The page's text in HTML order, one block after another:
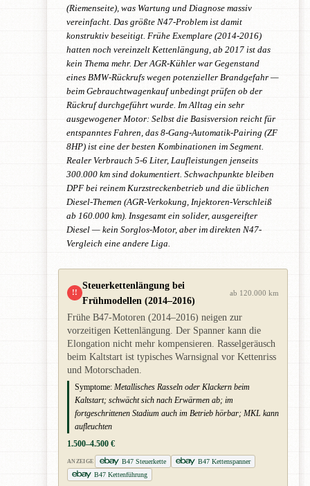
(Riemenseite), was Wartung und Diagnose massiv
vereinfacht. Das größte N47-Problem ist damit
konstruktiv beseitigt. Frühe Exemplare (2014-2016)
hatten noch vereinzelt Kettenlängung, ab 2017 ist das
kein Thema mehr. Der AGR-Kühler war Gegenstand
eines BMW-Rückrufs wegen potenzieller Brandgefahr —
beim Gebrauchtwagenkauf unbedingt prüfen ob der
Rückruf durchgeführt wurde. Im Alltag ein sehr
ausgewogener Motor: Selbst die Basisversion reicht für
entspanntes Fahren, das 8-Gang-Automatik-Pairing (ZF
8HP) ist eine der besten Kombinationen im Segment.
Realer Verbrauch 5-6 Liter, Laufleistungen jenseits
300.000 km sind dokumentiert. Schwachpunkte bleiben
DPF bei reinem Kurzstreckenbetrieb und die üblichen
Diesel-Themen (AGR-Verkokung, Injektoren-Verschleiß
ab 160.000 km). Insgesamt ein solider, ausgereifter
Diesel — kein Sorglos-Motor, aber im direkten N47-
Vergleich eine andere Liga.
!!
Steuerkettenlängung bei
Frühmodellen (2014–2016)
ab 120.000 km
Frühe B47-Motoren (2014–2016) neigen zur
vorzeitigen Kettenlängung. Der Spanner kann die
Elongation nicht mehr kompensieren. Rasselgeräusch
beim Kaltstart ist typisches Warnsignal vor Kettenriss
und Motorschaden.
Symptome: Metallisches Rasseln oder Klackern beim
Kaltstart; schwächt sich nach Erwärmen ab; im
fortgeschrittenen Stadium auch im Betrieb hörbar; MKL kann
aufleuchten
1.500–4.500 €
ANZEIGE B47 Steuerkette
B47 Kettenspanner
B47 Kettenführung